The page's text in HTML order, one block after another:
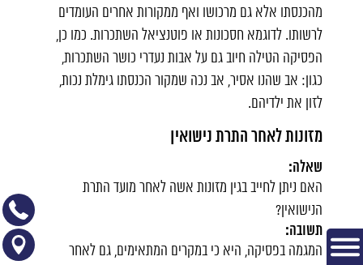
מהכנסתו אלא גם מרכושו ואף ממקורות אחרים העומדים
לרשותו. לדוגמא חסכונות או פוטנציאל השתכרות. כמו כן,
הפסיקה הטילה חיוב גם על אבות נעדרי כושר השתכרות,
כגון: אב שהנו אסיר, אב נכה שמקור הכנסתו גימלת נכות,
לזון את ילדיהם.
מזונות לאחר התרת נישואין
שאלה:
האם ניתן לחייב בגין מזונות אשה לאחר מועד התרת
הנישואין?
תשובה:
המגמה בפסיקה, היא כי במקרים המתאימים, גם לאחר